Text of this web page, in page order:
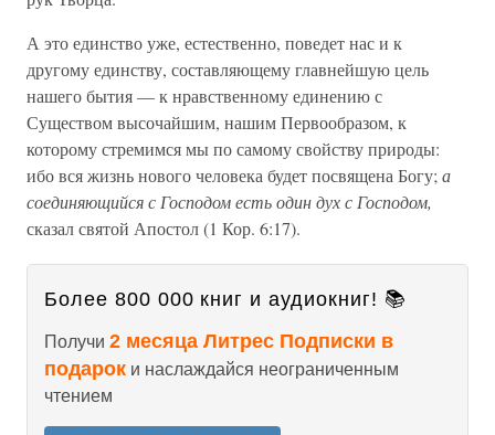
А это единство уже, естественно, поведет нас и к
другому единству, составляющему главнейшую цель
нашего бытия — к нравственному единению с
Существом высочайшим, нашим Первообразом, к
которому стремимся мы по самому свойству при­роды:
ибо вся жизнь нового человека будет посвящена Богу; а
соединяющийся с Господом есть один дух с Господом,
сказал святой Апостол (1 Кор. 6:17).
Более 800 000 книг и аудиокниг! 📚
Получи 2 месяца Литрес Подписки в
подарок и наслаждайся неограниченным
чтением